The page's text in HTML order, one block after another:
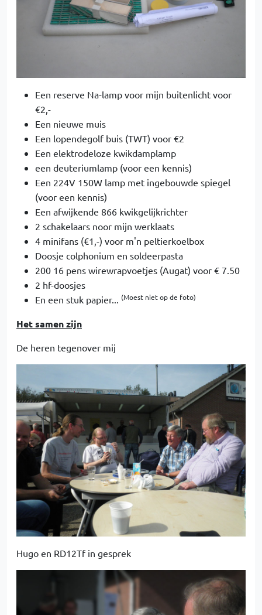
Een reserve Na-lamp voor mijn buitenlicht voor
€2,-
Een nieuwe muis
Een lopendegolf buis (TWT) voor €2
Een elektrodeloze kwikdamplamp
een deuteriumlamp (voor een kennis)
Een 224V 150W lamp met ingebouwde spiegel
(voor een kennis)
Een afwijkende 866 kwikgelijkrichter
2 schakelaars noor mijn werklaats
4 minifans (€1,-) voor m'n peltierkoelbox
Doosje colphonium en soldeerpasta
200 16 pens wirewrapvoetjes (Augat) voor € 7.50
2 hf-doosjes
En een stuk papier... (Moest niet op de foto)
Het samen zijn
De heren tegenover mij
Hugo en RD12Tf in gesprek